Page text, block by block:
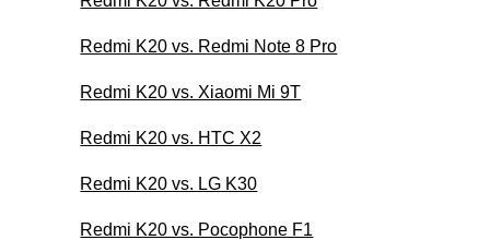
Redmi K20 vs. Redmi Note 8 Pro
Redmi K20 vs. Xiaomi Mi 9T
Redmi K20 vs. HTC X2
Redmi K20 vs. LG K30
Redmi K20 vs. Pocophone F1